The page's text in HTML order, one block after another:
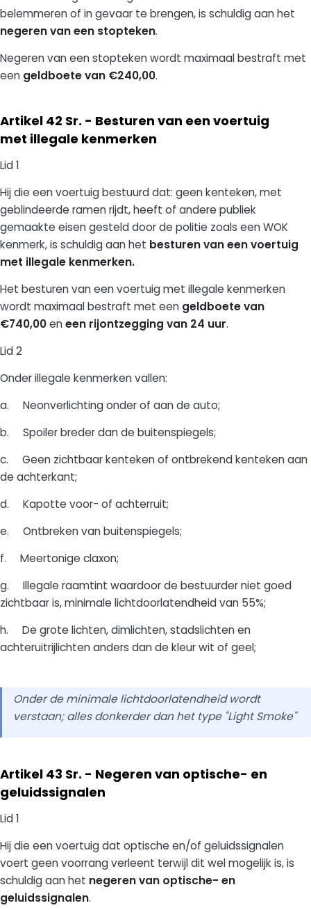
belemmeren of in gevaar te brengen, is schuldig aan het
negeren van een stopteken.
Negeren van een stopteken wordt maximaal bestraft met
een geldboete van €240,00.
Artikel 42 Sr. - Besturen van een voertuig
met illegale kenmerken
Lid 1
Hij die een voertuig bestuurd dat: geen kenteken, met
geblindeerde ramen rijdt, heeft of andere publiek
gemaakte eisen gesteld door de politie zoals een WOK
kenmerk, is schuldig aan het besturen van een voertuig
met illegale kenmerken.
Het besturen van een voertuig met illegale kenmerken
wordt maximaal bestraft met een geldboete van
€740,00eneen rijontzegging van 24 uur.
Lid 2
Onder illegale kenmerken vallen:
a. Neonverlichting onder of aan de auto;
b. Spoiler breder dan de buitenspiegels;
c. Geen zichtbaar kenteken of ontbrekend kenteken aan
de achterkant;
d. Kapotte voor- of achterruit;
e. Ontbreken van buitenspiegels;
f. Meertonige claxon;
g. Illegale raamtint waardoor de bestuurder niet goed
zichtbaar is, minimale lichtdoorlatendheid van 55%;
h. De grote lichten, dimlichten, stadslichten en
achteruitrijlichten anders dan de kleur wit of geel;
Onder de minimale lichtdoorlatendheid wordt
verstaan; alles donkerder dan het type "Light Smoke"
Artikel 43 Sr. - Negeren van optische- en
geluidssignalen
Lid 1
Hij die een voertuig dat optische en/of geluidssignalen
voert geen voorrang verleent terwijl dit wel mogelijk is, is
schuldig aan het negeren van optische- en
geluidssignalen.